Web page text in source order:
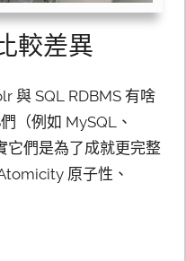
較差異
與 SQL RDBMS 有啥
（例如 MySQL、
它們是為了成就更完整
原子性、